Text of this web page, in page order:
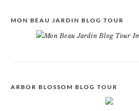
MON BEAU JARDIN BLOG TOUR
ARBOR BLOSSOM BLOG TOUR